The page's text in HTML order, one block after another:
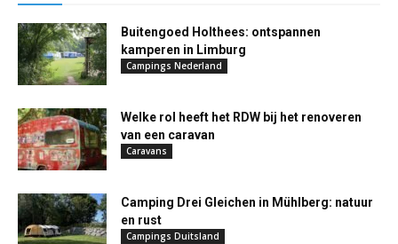
Buitengoed Holthees: ontspannen
kamperen in Limburg
Campings Nederland
Welke rol heeft het RDW bij het renoveren
van een caravan
Caravans
Camping Drei Gleichen in Mühlberg: natuur
en rust
Campings Duitsland